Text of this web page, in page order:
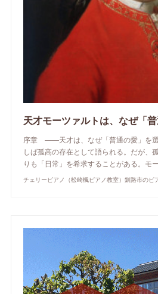
序章 ——天才は、なぜ「普通の愛」を
しば孤高の存在として語られる。だが、
りも「日常」を希求することがある。モ
チェリーピアノ（松崎楓ピアノ教室）釧路市のピ